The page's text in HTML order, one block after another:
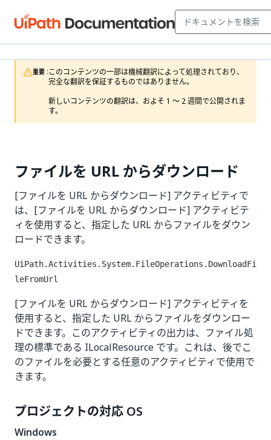
重要 :このコンテンツの一部は機械翻訳によって処理されており、
完全な翻訳を保証するものではありません。
新しいコンテンツの翻訳は、およそ 1 ～ 2 週間で公開されま
す。
ファイルを URL からダウンロード
[ファイルを URL からダウンロード] アクティビティで
は、[ファイルを URL からダウンロード] アクティビテ
ィを使用すると、指定した URL からファイルをダウン
ロードできます。
UiPath.Activities.System.FileOperations.DownloadFi
leFromUrl
[ファイルを URL からダウンロード] アクティビティを
使用すると、指定した URL からファイルをダウンロー
ドできます。このアクティビティの出力は、ファイル処
理の標準である ILocalResource です。これは、後でこ
のファイルを必要とする任意のアクティビティで使用で
きます。
プロジェクトの対応 OS
Windows